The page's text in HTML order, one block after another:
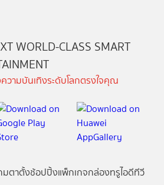
WORLD-CLASS SMART
วามบันเทิงระดับโลกตรงใจคุณ
มตาตั้งช้อปปิ้งแพ็กเกจกล่องทรูไอดีทีวี